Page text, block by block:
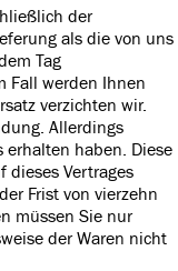
der
als die von uns
Tag
Fall werden Ihnen
verzichten wir.
Allerdings
erhalten haben. Diese
dieses Vertrages
Frist von vierzehn
müssen Sie nur
der Waren nicht